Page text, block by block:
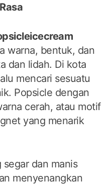
warna, bentuk, dan
dan lidah. Di kota
mencari sesuatu
Popsicle dengan
cerah, atau motif
yang menarik
segar dan manis
menyenangkan